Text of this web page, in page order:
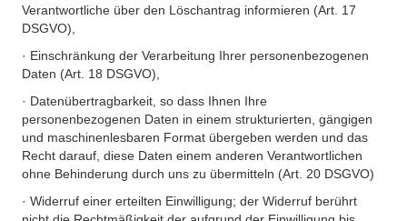
Verantwortliche über den Löschantrag informieren (Art. 17
DSGVO),
· Einschränkung der Verarbeitung Ihrer personenbezogenen
Daten (Art. 18 DSGVO),
· Datenübertragbarkeit, so dass Ihnen Ihre
personenbezogenen Daten in einem strukturierten, gängigen
und maschinenlesbaren Format übergeben werden und das
Recht darauf, diese Daten einem anderen Verantwortlichen
ohne Behinderung durch uns zu übermitteln (Art. 20 DSGVO)
· Widerruf einer erteilten Einwilligung; der Widerruf berührt